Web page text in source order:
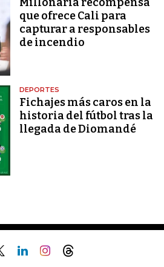
que ofrece Cali para
capturar a responsables
de incendio
DEPORTES
Fichajes más caros en la
historia del fútbol tras la
llegada de Diomandé